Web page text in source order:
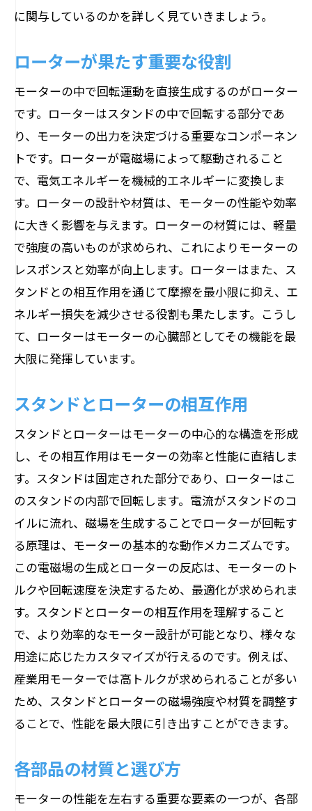
に関与しているのかを詳しく見ていきましょう。
ローターが果たす重要な役割
モーターの中で回転運動を直接生成するのがローター
です。ローターはスタンドの中で回転する部分であ
り、モーターの出力を決定づける重要なコンポーネン
トです。ローターが電磁場によって駆動されること
で、電気エネルギーを機械的エネルギーに変換しま
す。ローターの設計や材質は、モーターの性能や効率
に大きく影響を与えます。ローターの材質には、軽量
で強度の高いものが求められ、これによりモーターの
レスポンスと効率が向上します。ローターはまた、ス
タンドとの相互作用を通じて摩擦を最小限に抑え、エ
ネルギー損失を減少させる役割も果たします。こうし
て、ローターはモーターの心臓部としてその機能を最
大限に発揮しています。
スタンドとローターの相互作用
スタンドとローターはモーターの中心的な構造を形成
し、その相互作用はモーターの効率と性能に直結しま
す。スタンドは固定された部分であり、ローターはこ
のスタンドの内部で回転します。電流がスタンドのコ
イルに流れ、磁場を生成することでローターが回転す
る原理は、モーターの基本的な動作メカニズムです。
この電磁場の生成とローターの反応は、モーターのト
ルクや回転速度を決定するため、最適化が求められま
す。スタンドとローターの相互作用を理解すること
で、より効率的なモーター設計が可能となり、様々な
用途に応じたカスタマイズが行えるのです。例えば、
産業用モーターでは高トルクが求められることが多い
ため、スタンドとローターの磁場強度や材質を調整す
ることで、性能を最大限に引き出すことができます。
各部品の材質と選び方
モーターの性能を左右する重要な要素の一つが、各部